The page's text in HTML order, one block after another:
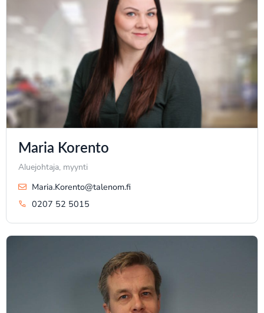
Maria Korento
Aluejohtaja, myynti
Maria.Korento@talenom.fi
0207 52 5015